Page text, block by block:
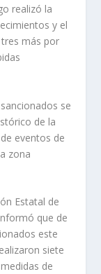
realizó la
y el
más por
se
de la
eventos de
zona
Estatal de
que de
este
siete
de